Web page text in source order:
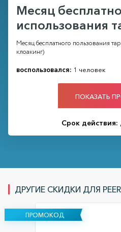
Месяц
использования
Месяц бесплатного пользования
клоакинг)
воспользовался: 1 человек
ПОКАЗАТЬ
Срок действия:
ДРУГИЕ СКИДКИ ДЛЯ
ПРОМОКОД